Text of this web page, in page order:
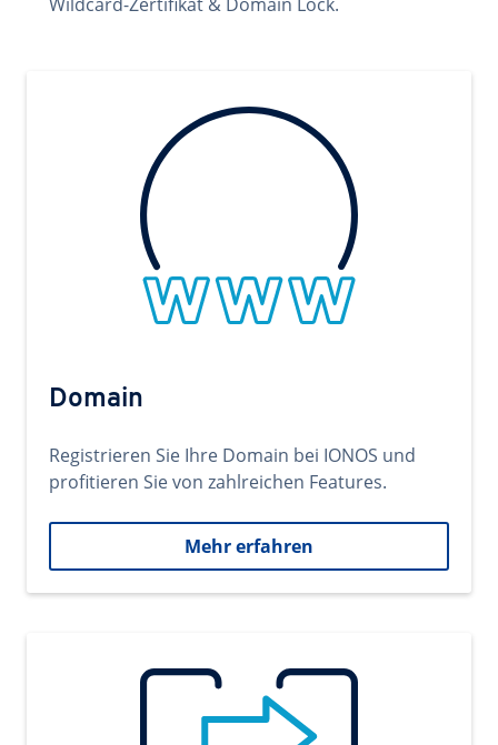
Domain
Registrieren Sie Ihre Domain bei IONOS und
profitieren Sie von zahlreichen Features.
Mehr erfahren